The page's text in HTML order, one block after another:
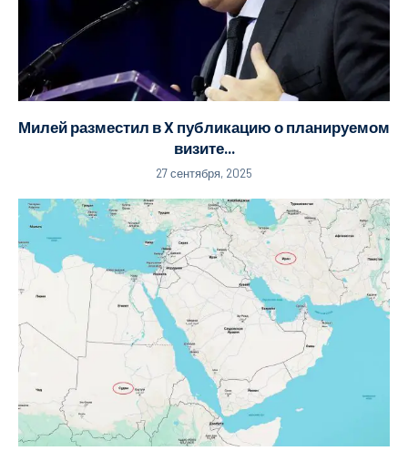
Милей разместил в X публикацию о планируемом
визите...
27 сентября, 2025